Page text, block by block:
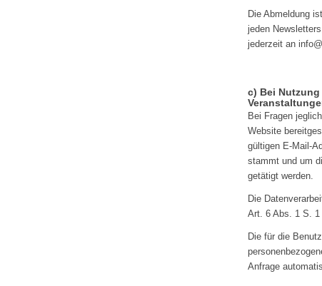
Die Abmeldung
jeden
jederzeit an
c) Bei
Bei Fragen
Website
gültigen E-Mail-
stammt und um
getätigt werden.
Die
Art. 6 Abs. 1 S. 1
Die für die
Anfrage